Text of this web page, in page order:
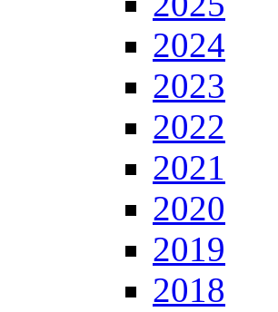
2024
2023
2022
2021
2020
2019
2018